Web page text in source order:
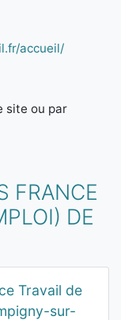
accueil/
site ou par
FRANCE
DE
Travail de
sur-